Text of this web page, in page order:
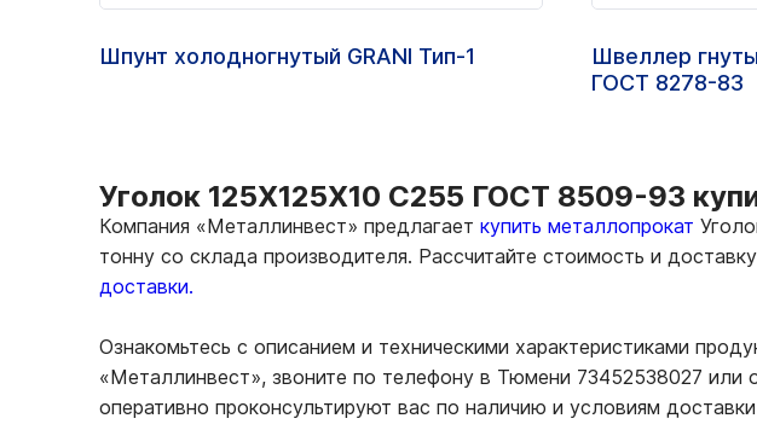
Шпунт холодногнутый GRANI Тип-1
Швеллер
ГОСТ 8278-83
Уголок 125Х125Х10 С255 ГОСТ 8509-93
Компания «Металлинвест» предлагает купить металлопрокат
тонну со склада производителя. Рассчитайте стоимость и
доставки.
Ознакомьтесь с описанием и техническими характеристиками
«Металлинвест», звоните по телефону в Тюмени 73452538027
оперативно проконсультируют вас по наличию и условиям